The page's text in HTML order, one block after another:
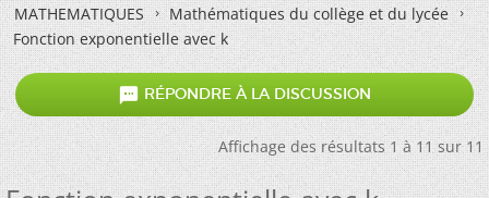
MATHEMATIQUES
Mathématiques du collège et du lycée
Fonction exponentielle avec k
 RÉPONDRE À LA DISCUSSION
Affichage des résultats 1 à 11 sur 11